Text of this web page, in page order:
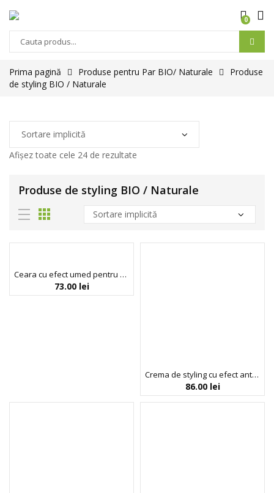
0
Prima pagină Produse pentru Par BIO/ Naturale
Produse
de styling BIO / Naturale
Afișez toate cele 24 de rezultate
Produse de styling BIO / Naturale
Ceara cu efect umed pentru modelarea parului scurt sau mediu (5.2.), Noah, 50 ml
73.00 lei
Crema de styling cu efect anti-static, Blow Out Frizz, Umberto Giannini, 150 ml
86.00 lei